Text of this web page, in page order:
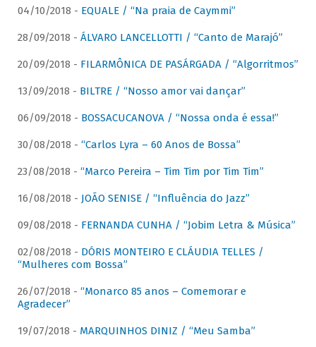
04/10/2018 - EQUALE / “Na praia de Caymmi”
28/09/2018 - ÁLVARO LANCELLOTTI / “Canto de Marajó”
20/09/2018 - FILARMÔNICA DE PASÁRGADA / “Algorritmos”
13/09/2018 - BILTRE / “Nosso amor vai dançar”
06/09/2018 - BOSSACUCANOVA / “Nossa onda é essa!”
30/08/2018 - “Carlos Lyra – 60 Anos de Bossa”
23/08/2018 - “Marco Pereira – Tim Tim por Tim Tim”
16/08/2018 - JOÃO SENISE / “Influência do Jazz”
09/08/2018 - FERNANDA CUNHA / “Jobim Letra & Música”
02/08/2018 - DÓRIS MONTEIRO E CLÁUDIA TELLES /
“Mulheres com Bossa”
26/07/2018 - “Monarco 85 anos – Comemorar e
Agradecer”
19/07/2018 - MARQUINHOS DINIZ / “Meu Samba”